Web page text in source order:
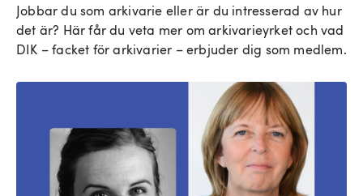
Jobbar du som arkivarie eller är du intresserad av hur
det är? Här får du veta mer om arkivarieyrket och vad
DIK – facket för arkivarier – erbjuder dig som medlem.